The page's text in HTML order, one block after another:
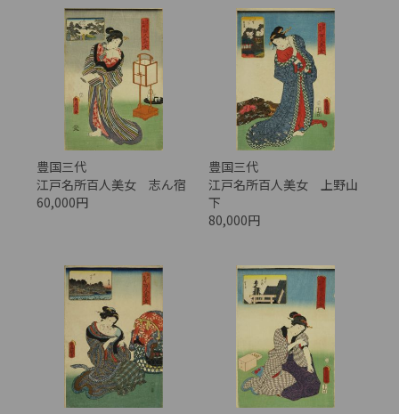
豊国三代
江戸名所百人美女 志ん宿
60,000円
豊国三代
江戸名所百人美女 上野山
下
80,000円